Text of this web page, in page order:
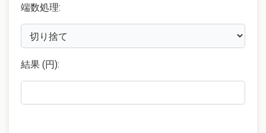
端数処理:
結果 (円):